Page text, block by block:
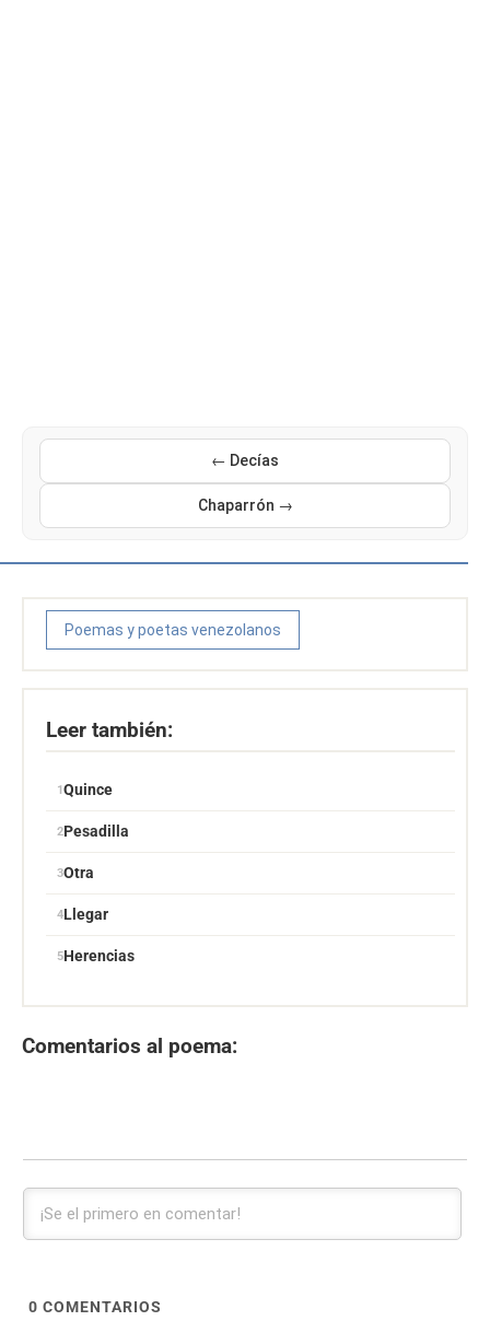
← Decías
Chaparrón →
Poemas y poetas venezolanos
Leer también:
Quince
Pesadilla
Otra
Llegar
Herencias
Comentarios al poema:
0 COMENTARIOS